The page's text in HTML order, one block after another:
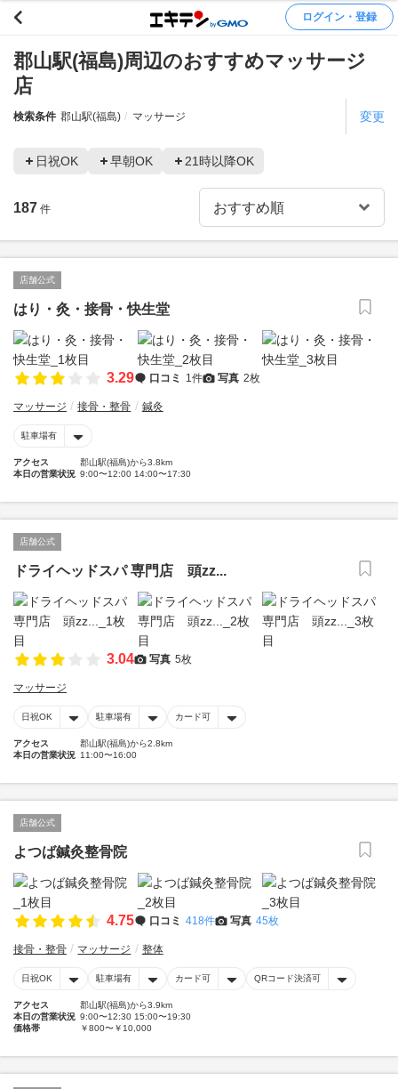
ログイン・登録
郡山駅(福島)周辺のおすすめマッサージ
店
検索条件 郡山駅(福島) マッサージ 変更
日祝OK 早朝OK 21時以降OK
187 件
店舗公式
はり・灸・接骨・快生堂
3.29 口コミ 1件 写真 2枚
マッサージ 接骨・整骨 鍼灸
駐車場有
アクセス
郡山駅(福島)から3.8km
本日の営業状況 9:00〜12:00 14:00〜17:30
店舗公式
ドライヘッドスパ 専門店 頭zz...
3.04 写真 5枚
マッサージ
日祝OK 駐車場有 カード可
アクセス
郡山駅(福島)から2.8km
本日の営業状況 11:00〜16:00
店舗公式
よつば鍼灸整骨院
4.75 口コミ 418件 写真 45枚
接骨・整骨 マッサージ 整体
日祝OK 駐車場有 カード可 QRコード決済可
アクセス
郡山駅(福島)から3.9km
本日の営業状況 9:00〜12:30 15:00〜19:30
価格帯
￥800〜￥10,000